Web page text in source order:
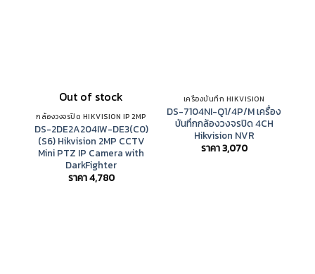
Out of stock
กล้องวงจรปิด HIKVISION IP 2MP
DS-2DE2A204IW-DE3(C0)
(S6) Hikvision 2MP CCTV
Mini PTZ IP Camera with
DarkFighter
ราคา4,780
เครื่องบันทึก HIKVISION
DS-7104NI-Q1/4P/M เครื่อง
บันทึกกล้องวงจรปิด 4CH
Hikvision NVR
ราคา3,070